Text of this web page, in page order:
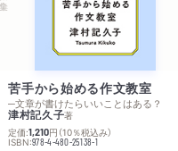
苦手から始める作文教室
─文章が書けたらいいことはある？
津村記久子著
定価:1,210円 （10％税込み）
ISBN:978-4-480-25138-1